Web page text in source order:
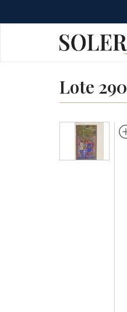
Lote 290